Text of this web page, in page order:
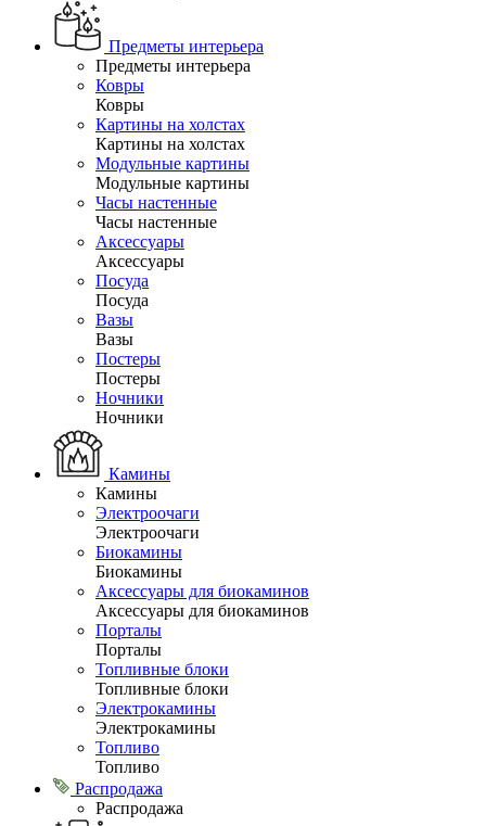
Предметы интерьера
Предметы интерьера
Ковры
Ковры
Картины на холстах
Картины на холстах
Модульные картины
Модульные картины
Часы настенные
Часы настенные
Аксессуары
Аксессуары
Посуда
Посуда
Вазы
Вазы
Постеры
Постеры
Ночники
Ночники
Камины
Камины
Электроочаги
Электроочаги
Биокамины
Биокамины
Аксессуары для биокаминов
Аксессуары для биокаминов
Порталы
Порталы
Топливные блоки
Топливные блоки
Электрокамины
Электрокамины
Топливо
Топливо
Распродажа
Распродажа